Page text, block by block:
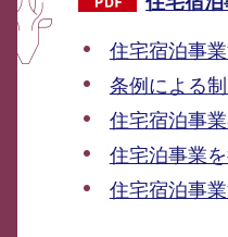
住宅宿泊事
条例による
住宅宿泊事
住宅泊事業
住宅宿泊事